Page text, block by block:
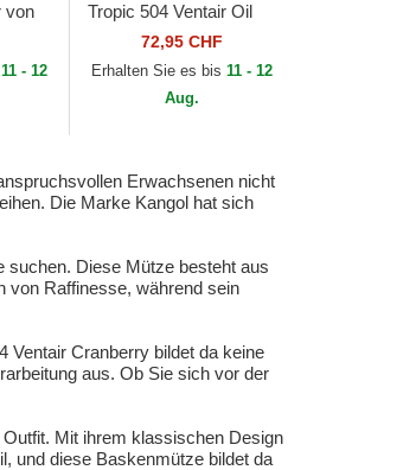
von
11 - 12
Tropic 504 Ventair Oil
Green von Kangol
72,95 CHF
Erhalten Sie es bis11 - 12
Aug.
Erwachsenen nicht
Die Marke Kangol hat sich
suchen. Diese Mütze besteht aus
von Raffinesse, während sein
Ventair Cranberry bildet da keine
aus. Ob Sie sich vor der
Mit ihrem klassischen Design
und diese Baskenmütze bildet da